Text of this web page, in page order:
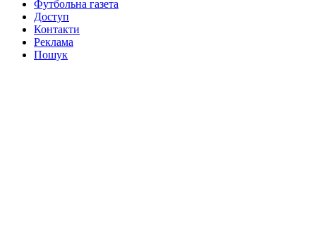
Футбольна газета
Доступ
Контакти
Реклама
Пошук